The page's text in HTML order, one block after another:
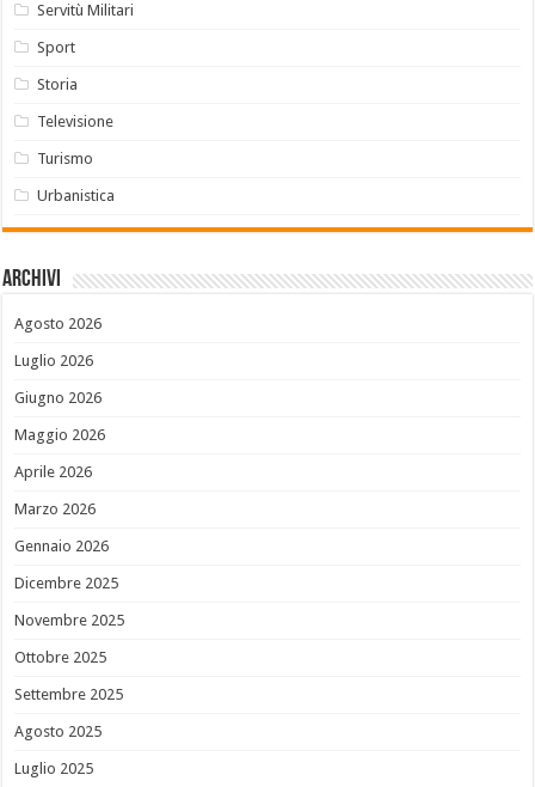
Servitù Militari
Sport
Storia
Televisione
Turismo
Urbanistica
Archivi
Agosto 2026
Luglio 2026
Giugno 2026
Maggio 2026
Aprile 2026
Marzo 2026
Gennaio 2026
Dicembre 2025
Novembre 2025
Ottobre 2025
Settembre 2025
Agosto 2025
Luglio 2025